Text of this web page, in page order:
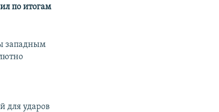
по итогам
западным
для ударов